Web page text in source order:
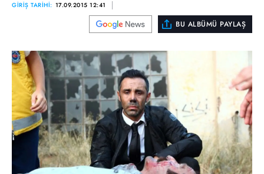
GİRİŞ TARİHİ: 17.09.2015 12:41
BU ALBÜMÜ PAYLAŞ